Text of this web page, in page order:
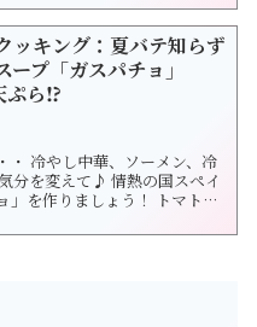
ッキング：夏バテ知らず
ープ「ガスパチョ」
ら⁉︎
、冷
りましょう！ トマトや